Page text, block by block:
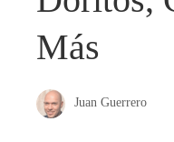
Más
Juan Guerrero